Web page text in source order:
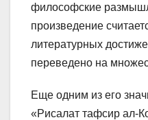
философские
произведение
литературных
переведено на
Еще одним из его
«Рисалат тафсир ал-